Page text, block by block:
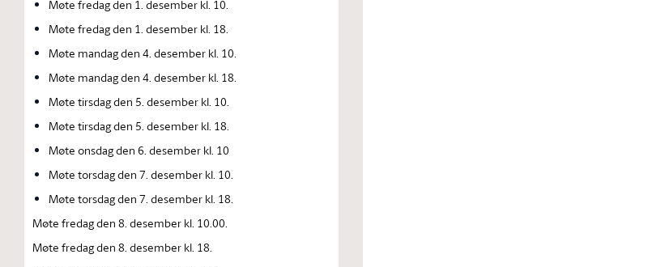
Møte fredag den 1. desember kl. 10.
Møte fredag den 1. desember kl. 18.
Møte mandag den 4. desember kl. 10.
Møte mandag den 4. desember kl. 18.
Møte tirsdag den 5. desember kl. 10.
Møte tirsdag den 5. desember kl. 18.
Møte onsdag den 6. desember kl. 10
Møte torsdag den 7. desember kl. 10.
Møte torsdag den 7. desember kl. 18.
Møte fredag den 8. desember kl. 10.00.
Møte fredag den 8. desember kl. 18.